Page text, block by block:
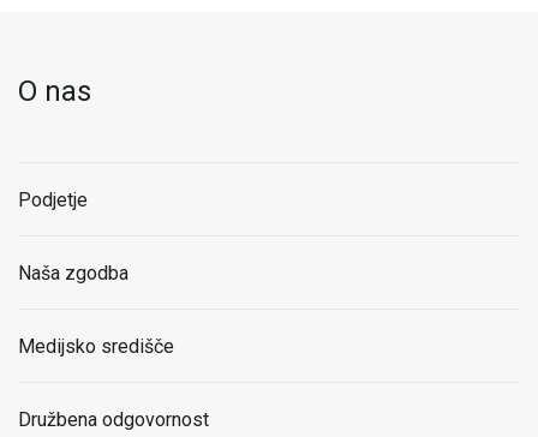
O nas
Podjetje
Naša zgodba
Medijsko središče
Družbena odgovornost